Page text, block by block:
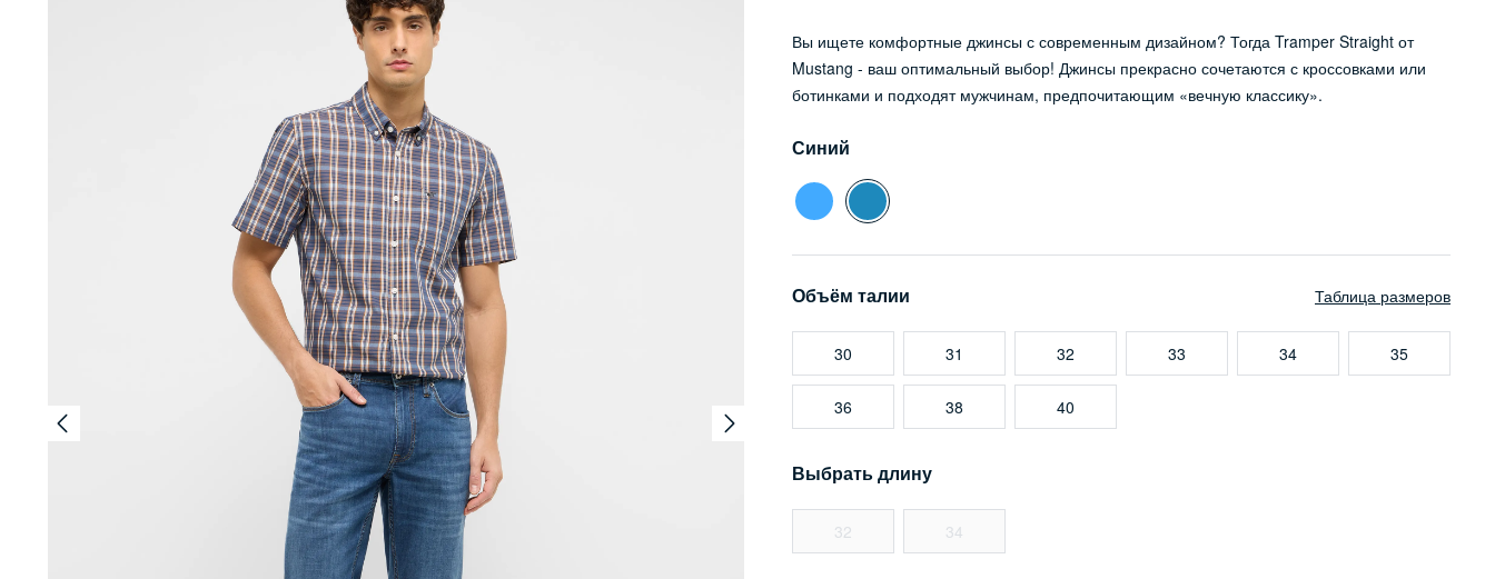
Вы ищете комфортные джинсы с современным дизайном? Тогда Tramper Straight от
Mustang - ваш оптимальный выбор! Джинсы прекрасно сочетаются с кроссовками или
ботинками и подходят мужчинам, предпочитающим «вечную классику».
Синий
Объём талии Таблица размеров
30 31 32 33 34 35
36 38 40
Выбрать длину
32 34